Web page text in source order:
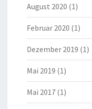
August 2020 (1)
Februar 2020 (1)
Dezember 2019 (1)
Mai 2019 (1)
Mai 2017 (1)